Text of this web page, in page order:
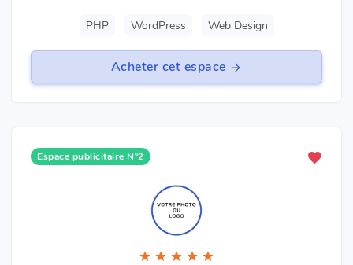
PHP WordPress Web Design
Acheter cet espace
Espace publicitaire N°2